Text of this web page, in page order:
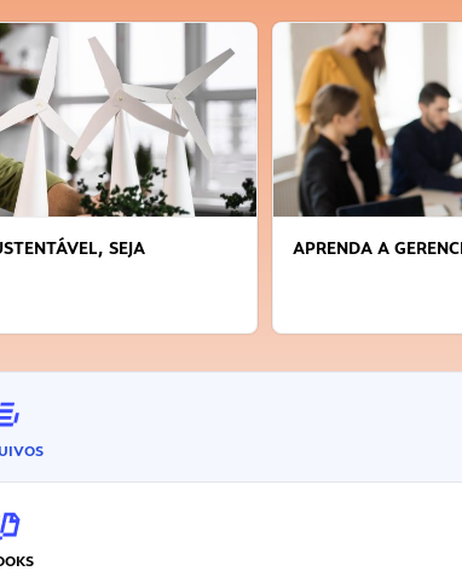
SEJA
APRENDA A